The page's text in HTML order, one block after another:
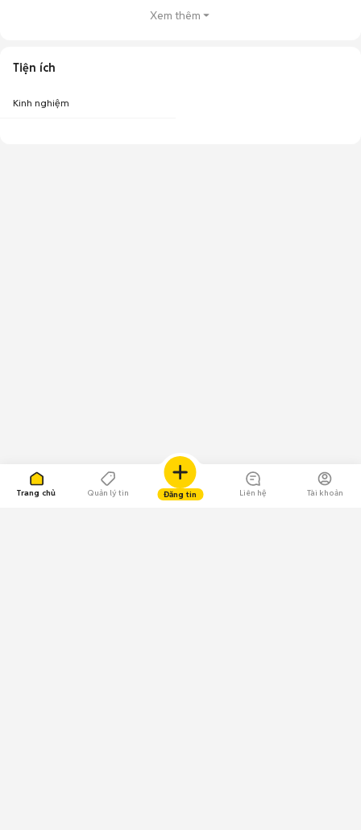
Trang chủ Quản lý tin Đăng tin Liên hệ Tài khoản
Xem thêm
Tiện ích
Kinh nghiệm